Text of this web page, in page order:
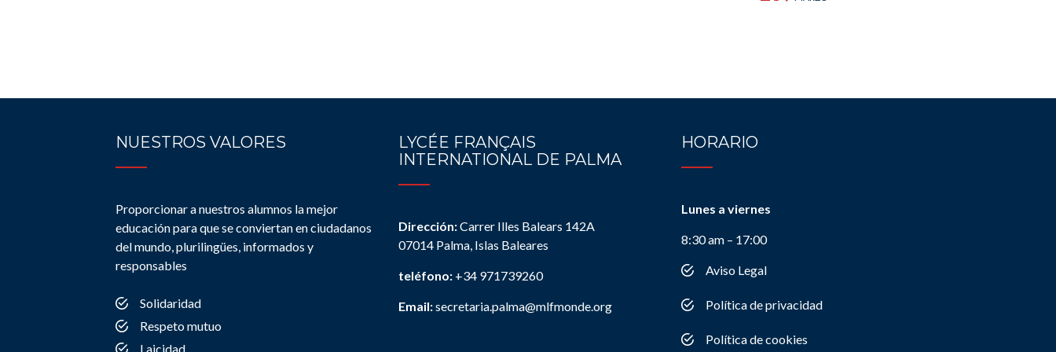
NUESTROS VALORES
Proporcionar a nuestros alumnos la mejor
educación para que se conviertan en ciudadanos
del mundo, plurilingües, informados y
responsables
Solidaridad
Respeto mutuo
Laicidad
LYCÉE FRANÇAIS
INTERNATIONAL DE PALMA
Dirección:Carrer Illes Balears 142A
07014 Palma, Islas Baleares
teléfono: +34 971739260
Email:secretaria.palma@mlfmonde.org
HORARIO
Lunes a viernes
8:30 am – 17:00
Aviso Legal
Política de privacidad
Política de cookies